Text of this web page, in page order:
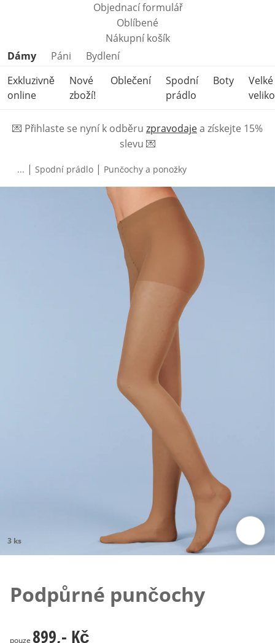
Objednací formulář
Oblíbené
Nákupní košík
Přeskočit kategorie produktů
Dámy Páni
Bydlení
Exkluzivně
online
Nové
zboží!
Oblečení
Spodní
prádlo
Boty
Velké
💌 Přihlaste se nyní k odběru zpravodajea získejte 15%
slevu 💌
... | Spodní prádlo | Punčochy a ponožky
3 ks
Podpůrné punčochy
899,- Kč
pouze 899,- Kč